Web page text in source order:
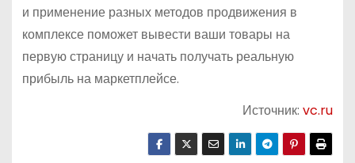
и применение разных методов продвижения в
комплексе поможет вывести ваши товары на
первую страницу и начать получать реальную
прибыль на маркетплейсе.
Источник:vc.ru